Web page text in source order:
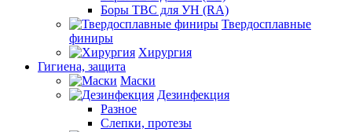
Боры ТВС для УН (RA)
Твердосплавные
финиры
Хирургия
Гигиена, защита
Маски
Дезинфекция
Разное
Слепки, протезы